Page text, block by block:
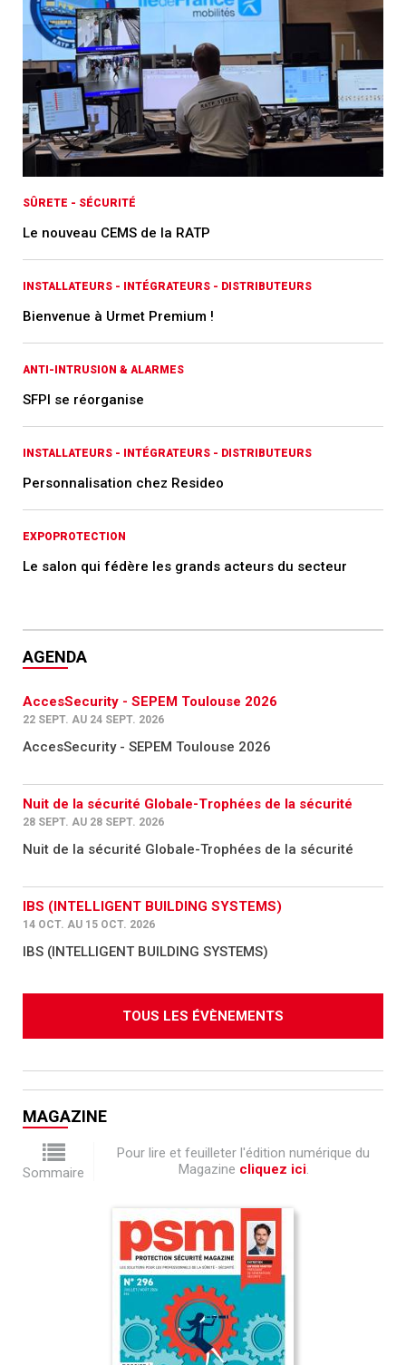
SÛRETE - SÉCURITÉ
Le nouveau CEMS de la RATP
INSTALLATEURS - INTÉGRATEURS - DISTRIBUTEURS
Bienvenue à Urmet Premium !
ANTI-INTRUSION & ALARMES
SFPI se réorganise
INSTALLATEURS - INTÉGRATEURS - DISTRIBUTEURS
Personnalisation chez Resideo
EXPOPROTECTION
Le salon qui fédère les grands acteurs du secteur
AGENDA
AccesSecurity - SEPEM Toulouse 2026
22 SEPT. AU 24 SEPT. 2026
AccesSecurity - SEPEM Toulouse 2026
Nuit de la sécurité Globale-Trophées de la sécurité
28 SEPT. AU 28 SEPT. 2026
Nuit de la sécurité Globale-Trophées de la sécurité
IBS (INTELLIGENT BUILDING SYSTEMS)
14 OCT. AU 15 OCT. 2026
IBS (INTELLIGENT BUILDING SYSTEMS)
TOUS LES ÉVÈNEMENTS
MAGAZINE
Sommaire
Pour lire et feuilleter l'édition numérique du
Magazine cliquez ici.